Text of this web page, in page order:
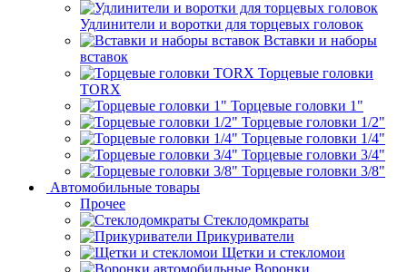
Удлинители и воротки для торцевых головок
Вставки и наборы
вставок
Торцевые головки
TORX
Торцевые головки 1"
Торцевые головки 1/2"
Торцевые головки 1/4"
Торцевые головки 3/4"
Торцевые головки 3/8"
Автомобильные товары
Прочее
Стеклодомкраты
Прикуриватели
Щетки и стекломои
Воронки